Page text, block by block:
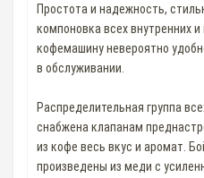
Простота и надежность,
компоновка всех внутренних
кофемашину невероятно
в обслуживании.
Распределительная группа
снабжена клапанам
из кофе весь вкус и аромат.
произведены из меди с